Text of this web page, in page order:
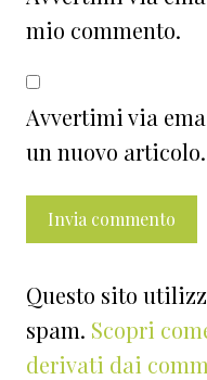
mio commento.
Avvertimi via
un nuovo articolo.
Questo sito
spam. Scopri
derivati dai